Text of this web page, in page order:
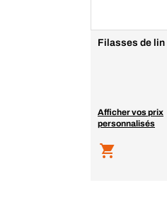
Filasses de lin
Afficher vos prix
personnalisés